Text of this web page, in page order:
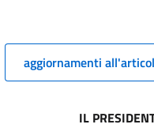
7
8
aggiornamenti
IL